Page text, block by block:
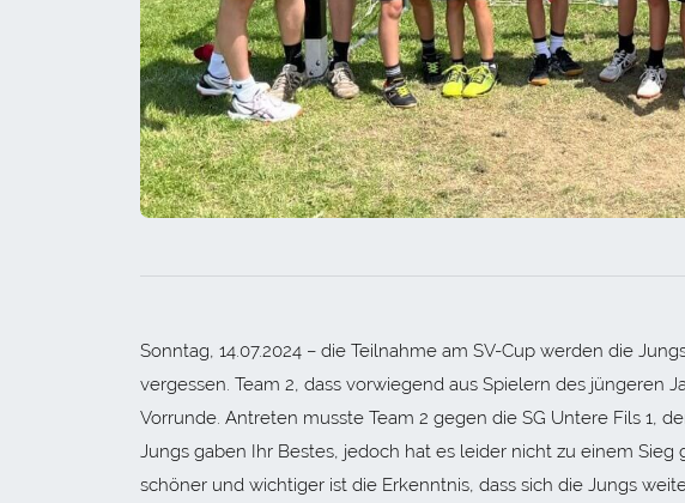
Sonntag, 14.07.2024 – die Teilnahme am SV-Cup werden die
vergessen. Team 2, dass vorwiegend aus Spielern des jüngeren
Vorrunde. Antreten musste Team 2 gegen die SG Untere Fils 1,
Jungs gaben Ihr Bestes, jedoch hat es leider nicht zu einem
schöner und wichtiger ist die Erkenntnis, dass sich die Jungs